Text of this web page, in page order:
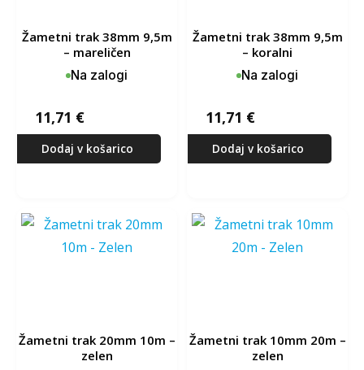
žametni trak 38mm 9,5m
– mareličen
Na zalogi
11,71 €
Dodaj v košarico
žametni trak 38mm 9,5m
– koralni
Na zalogi
11,71 €
Dodaj v košarico
žametni trak 20mm 10m –
zelen
žametni trak 10mm 20m –
zelen